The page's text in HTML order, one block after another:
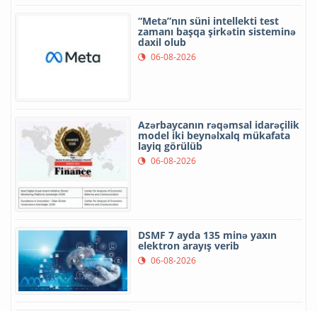
“Meta”nın süni intellekti test
zamanı başqa şirkətin sisteminə
daxil olub
06-08-2026
Azərbaycanın rəqəmsal idarəçilik
model iki beynəlxalq mükafata
layiq görülüb
06-08-2026
DSMF 7 ayda 135 minə yaxın
elektron arayış verib
06-08-2026